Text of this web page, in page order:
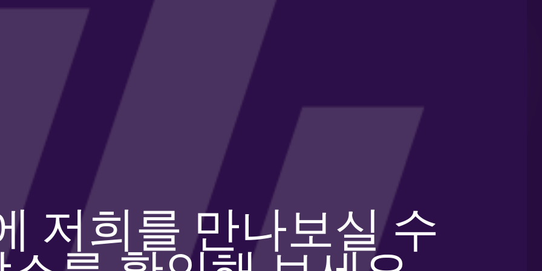
저희를 만나보실 수